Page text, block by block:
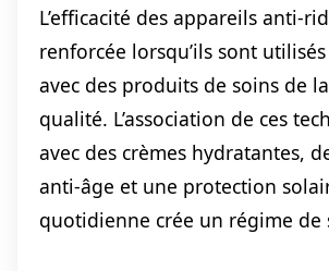
L’efficacité des appareils anti-
renforcée lorsqu’ils sont
avec des produits de soins de
qualité. L’association de ces
avec des crèmes hydratantes,
anti-âge et une protection
quotidienne crée un régime de